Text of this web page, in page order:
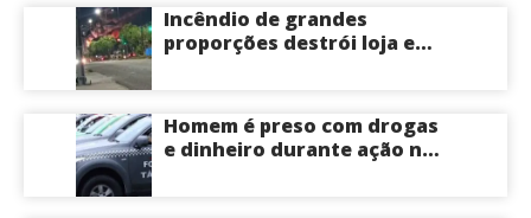
Incêndio de grandes
proporções destrói loja e
Homem é preso com drogas
e dinheiro durante ação na